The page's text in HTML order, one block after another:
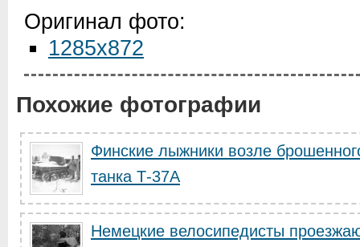
Оригинал фото:
1285x872
Похожие фотографии
Финские лыжники возле
танка Т-37А
Немецкие велосипедисты